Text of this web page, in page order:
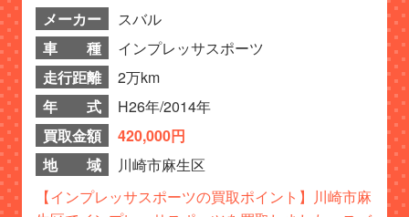
メーカー
スバル
車 種
インプレッサスポーツ
走行距離
2万km
年 式
H26年/2014年
買取金額
420,000円
地 域
川崎市麻生区
【インプレッサスポーツの買取ポイント】川崎市麻